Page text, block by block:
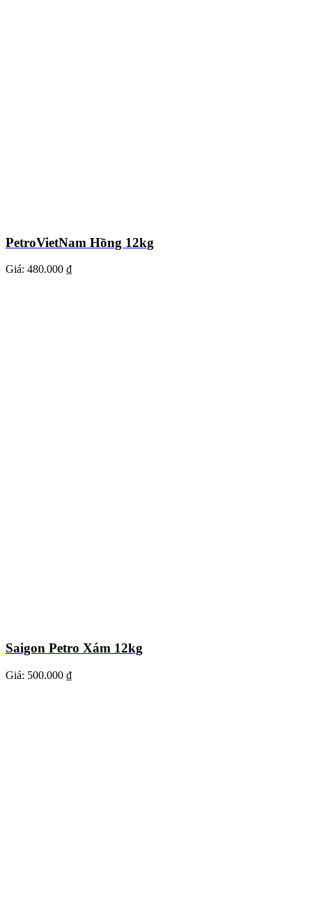
PetroVietNam Hồng 12kg
Giá: 480.000 ₫
Saigon Petro Xám 12kg
Giá: 500.000 ₫